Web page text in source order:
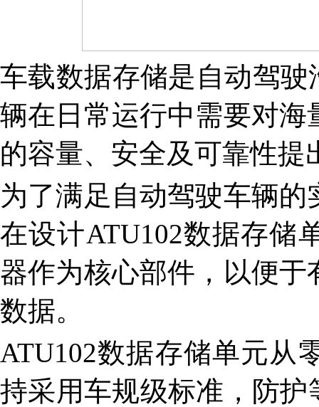
车载数据存储是自动驾驶
辆在日常运行中需要对
的容量、安全及可靠性提
为了满足自动驾驶车辆
在设计ATU102数据存储
器作为核心部件，以便
数据。
ATU102数据存储单元从
持采用车规级标准，防